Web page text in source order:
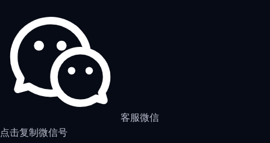
客服微信
点击复制微信号